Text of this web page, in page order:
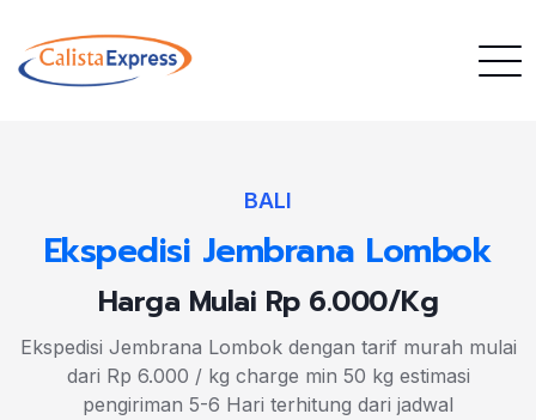
BALI
Ekspedisi Jembrana Lombok
Harga Mulai Rp 6.000/Kg
Ekspedisi Jembrana Lombok dengan tarif murah mulai
dari Rp 6.000 / kg charge min 50 kg estimasi
pengiriman 5-6 Hari terhitung dari jadwal